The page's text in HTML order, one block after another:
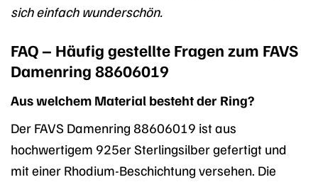
sich einfach wunderschön.
FAQ – Häufig gestellte Fragen zum FAVS
Damenring 88606019
Aus welchem Material besteht der Ring?
Der FAVS Damenring 88606019 ist aus
hochwertigem 925er Sterlingsilber gefertigt und
mit einer Rhodium-Beschichtung versehen. Die